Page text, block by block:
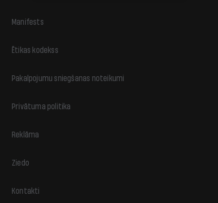
Manifests
Ētikas kodekss
Pakalpojumu sniegšanas noteikumi
Privātuma politika
Reklāma
Ziedo
Kontakti